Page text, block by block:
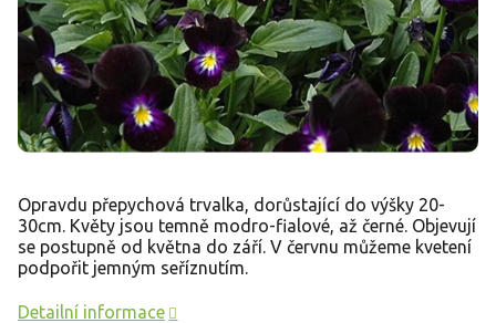
Opravdu přepychová trvalka, dorůstající do výšky 20-
30cm. Květy jsou temně modro-fialové, až černé. Objevují
se postupně od května do září. V červnu můžeme kvetení
podpořit jemným seříznutím.
Detailní informace